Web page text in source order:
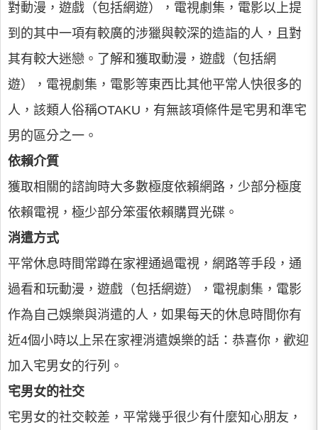
對動漫，遊戲（包括網遊），電視劇集，電影以上提
到的其中一項有較廣的涉獵與較深的造詣的人，且對
其有較大迷戀。了解和獲取動漫，遊戲（包括網
遊），電視劇集，電影等東西比其他平常人快很多的
人，該類人俗稱OTAKU，有無該項條件是宅男和準宅
男的區分之一。
依賴介質
獲取相關的諮詢時大多數極度依賴網路，少部分極度
依賴電視，極少部分笨蛋依賴購買光碟。
消遣方式
平常休息時間常蹲在家裡通過電視，網路等手段，通
過看和玩動漫，遊戲（包括網遊），電視劇集，電影
作為自己娛樂與消遣的人，如果每天的休息時間你有
近4個小時以上呆在家裡消遣娛樂的話：恭喜你，歡迎
加入宅男女的行列。
宅男女的社交
宅男女的社交較差，平常幾乎很少有什麼知心朋友，